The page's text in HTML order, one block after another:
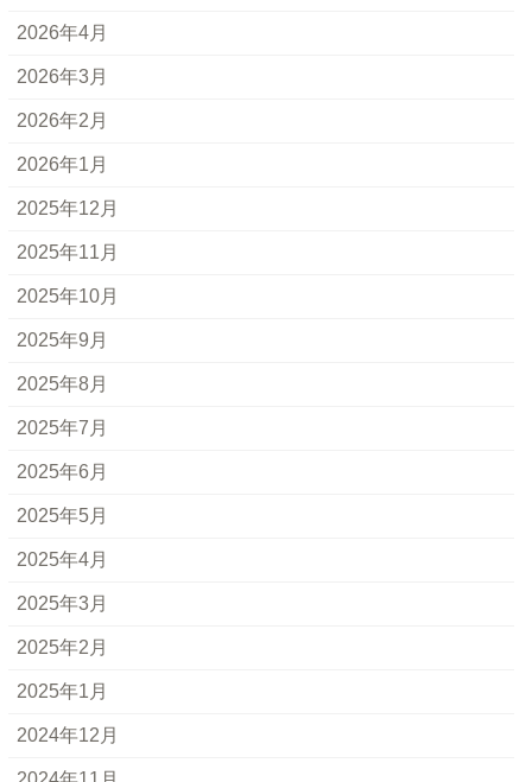
2026年4月
2026年3月
2026年2月
2026年1月
2025年12月
2025年11月
2025年10月
2025年9月
2025年8月
2025年7月
2025年6月
2025年5月
2025年4月
2025年3月
2025年2月
2025年1月
2024年12月